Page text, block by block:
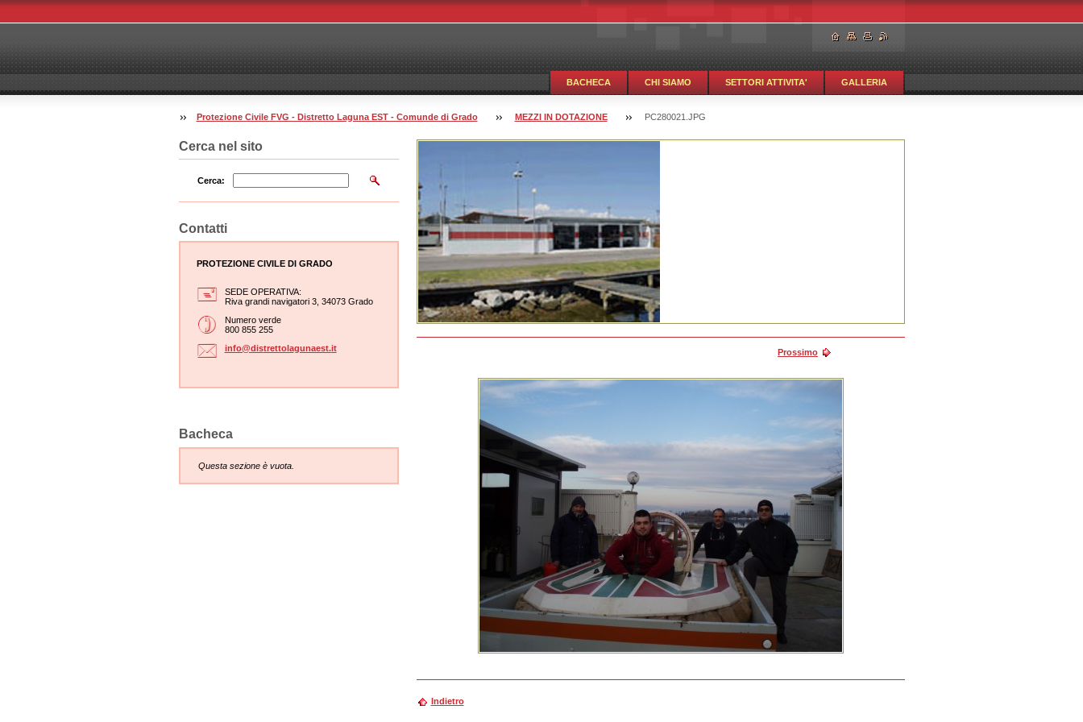
BACHECA CHI SIAMO SETTORI ATTIVITA' GALLERIA
Protezione Civile FVG - Distretto Laguna EST - Comunde di Grado MEZZI IN DOTAZIONE PC280021.JPG
Prossimo
Indietro
Cerca nel sito
Cerca:
Contatti
PROTEZIONE CIVILE DI GRADO
SEDE OPERATIVA:
Riva grandi navigatori 3, 34073 Grado
Numero verde
800 855 255
info@distrettolagunaest.it
Bacheca
Questa sezione è vuota.